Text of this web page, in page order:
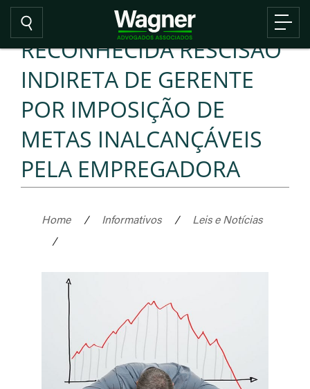
RECONHECIDA RESCISÃO
INDIRETA DE GERENTE
POR IMPOSIÇÃO DE
METAS INALCANÇÁVEIS
PELA EMPREGADORA
Home / Informativos /
Leis e Notícias
/